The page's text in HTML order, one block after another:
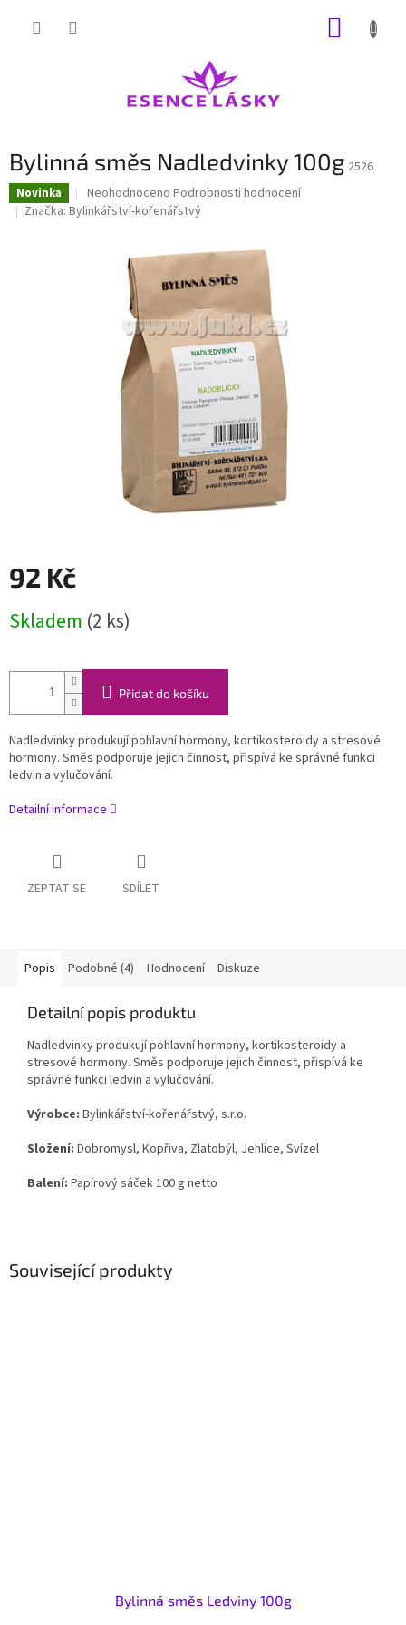
Bylinná směs Nadledvinky 100g 2526
Novinka
Průměrné
hodnocení
hvězdiček.
Neohodnoceno Podrobnosti hodnocení
Značka: Bylinkářství-kořenářstvý
92 Kč
cena:
Skladem (2 ks)
Přidat do košíku
Nadledvinky produkují pohlavní hormony, kortikosteroidy a stresové
hormony. Směs podporuje jejich činnost, přispívá ke správné funkci
ledvin a vylučování.
Detailní informace
ZEPTAT SE SDÍLET
Související produkty
Bylinná směs Ledviny 100g
Popis Podobné (4) Hodnocení Diskuze
Detailní popis produktu
Nadledvinky produkují pohlavní hormony, kortikosteroidy a
stresové hormony. Směs podporuje jejich činnost, přispívá ke
správné funkci ledvin a vylučování.
Výrobce: Bylinkářství-kořenářstvý, s.r.o.
Složení: Dobromysl, Kopřiva, Zlatobýl, Jehlice, Svízel
Balení: Papírový sáček 100 g netto